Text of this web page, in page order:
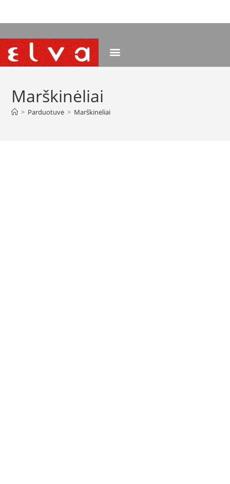
Marškinėliai
> Parduotuvė > Marškinėliai